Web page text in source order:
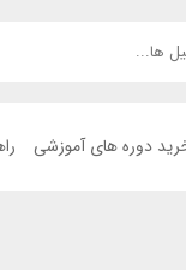
دوره های آموزشی